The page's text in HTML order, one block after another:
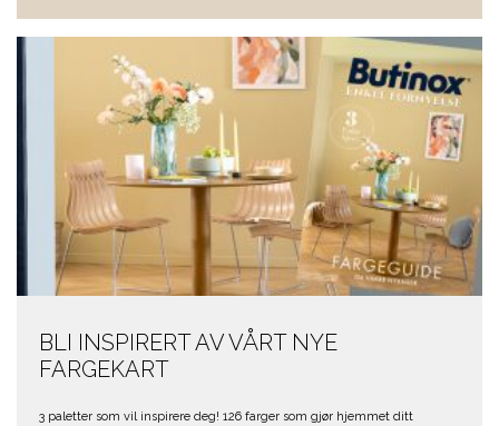
BLI INSPIRERT AV VÅRT NYE
FARGEKART
3 paletter som vil inspirere deg! 126 farger som gjør hjemmet ditt